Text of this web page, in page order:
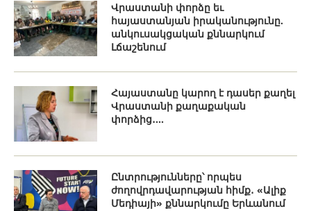
Վրաստանի փորձը եւ
հայաստանյան իրականությունը.
անկուսակցական քննարկում
Լճաշենում
Հայաստանը կարող է դասեր քաղել
Վրաստանի քաղաքական
փորձից․...
Ընտրությունները՝ որպես
ժողովրդավարության հիմք․ «Ալիք
Մեդիայի» քննարկումը Երևանում